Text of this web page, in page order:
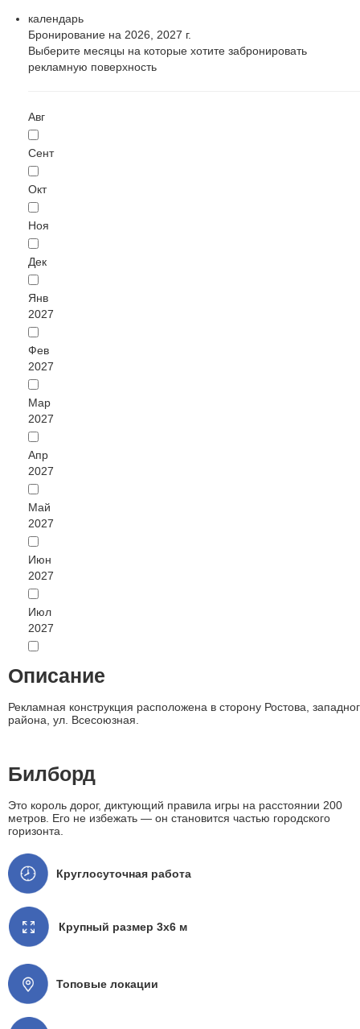
календарь
Бронирование на 2026, 2027 г.
Выберите месяцы на которые хотите забронировать
рекламную поверхность
Авг
Сент
Окт
Ноя
Дек
Янв
2027
Фев
2027
Мар
2027
Апр
2027
Май
2027
Июн
2027
Июл
2027
Описание
Рекламная конструкция расположена в сторону Ростова,
района, ул. Всесоюзная.
Билборд
Это король дорог, диктующий правила игры на расстоянии 200
метров. Его не избежать — он становится частью городского
горизонта.
Круглосуточная работа
Крупный размер 3x6 м
Топовые локации